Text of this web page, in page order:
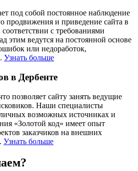
под собой постоянное наблюдение
продвижения и приведение сайта в
с требованиями
этим ведутся на постоянной основе
или недоработок,
Узнать больше
в Дербенте
позволяет сайту занять ведущие
Наши специалисты
возможных источниках и
«Золотой код» имеет опыт
заказчиков на внешних
Узнать больше